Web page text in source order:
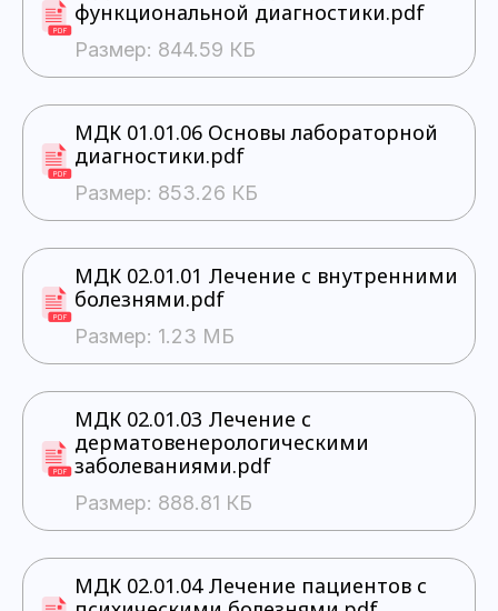
функциональной диагностики.pdf
Размер: 844.59 КБ
МДК 01.01.06 Основы лабораторной
диагностики.pdf
Размер: 853.26 КБ
МДК 02.01.01 Лечение с внутренними
болезнями.pdf
Размер: 1.23 МБ
МДК 02.01.03 Лечение с
дерматовенерологическими
заболеваниями.pdf
Размер: 888.81 КБ
МДК 02.01.04 Лечение пациентов с